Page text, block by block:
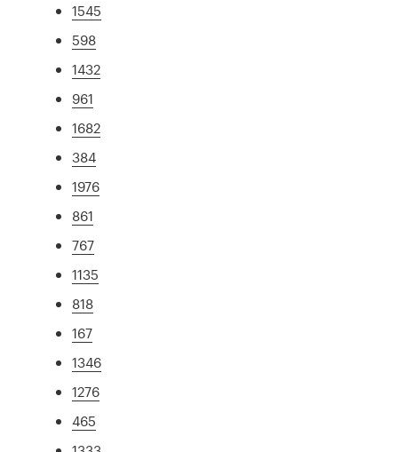
1545
598
1432
961
1682
384
1976
861
767
1135
818
167
1346
1276
465